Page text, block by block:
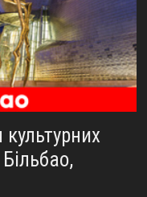
культурних
Більбао,